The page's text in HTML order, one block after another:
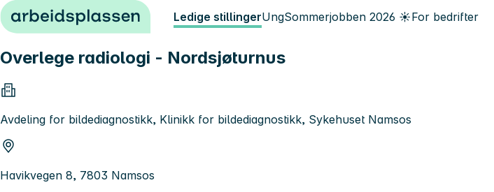
Hopp til innhold Ledige stillingerUngSommerjobben 2026 ☀️For bedrifter
Overlege radiologi - Nordsjøturnus
Avdeling for bildediagnostikk, Klinikk for bildediagnostikk, Sykehuset Namsos
Havikvegen 8, 7803 Namsos